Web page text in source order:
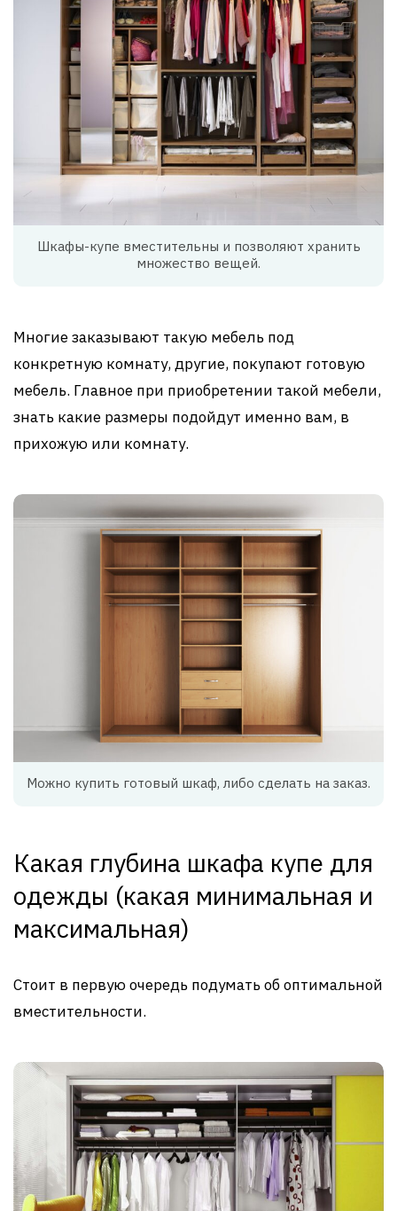
Шкафы-купе вместительны и позволяют хранить
множество вещей.
Многие заказывают такую мебель под
конкретную комнату, другие, покупают готовую
мебель. Главное при приобретении такой мебели,
знать какие размеры подойдут именно вам, в
прихожую или комнату.
Можно купить готовый шкаф, либо сделать на заказ.
Какая глубина шкафа купе для
одежды (какая минимальная и
максимальная)
Стоит в первую очередь подумать об оптимальной
вместительности.